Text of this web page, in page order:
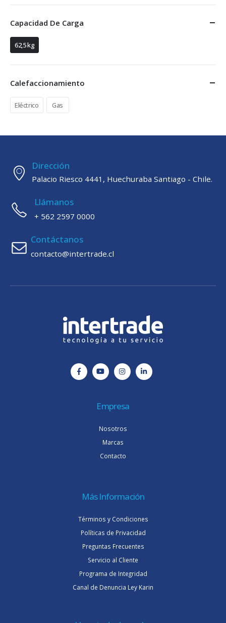
Capacidad De Carga
62,5 kg
Calefaccionamiento
Eléctrico Gas
Dirección
Palacio Riesco 4441, Huechuraba Santiago - Chile.
Llámanos
+ 562 2597 0000
Contáctanos
contacto@intertrade.cl
Empresa
Nosotros
Marcas
Contacto
Más Información
Términos y Condiciones
Políticas de Privacidad
Preguntas Frecuentes
Servicio al Cliente
Programa de Integridad
Canal de Denuncia Ley Karin